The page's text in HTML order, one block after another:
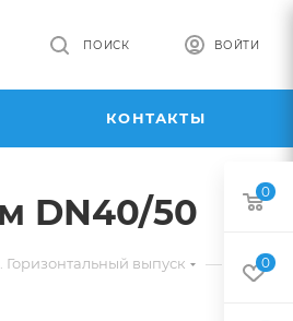
ВОЙТИ
ПОИСК
КОНТАКТЫ
DN40/50
выпуск —
0
0